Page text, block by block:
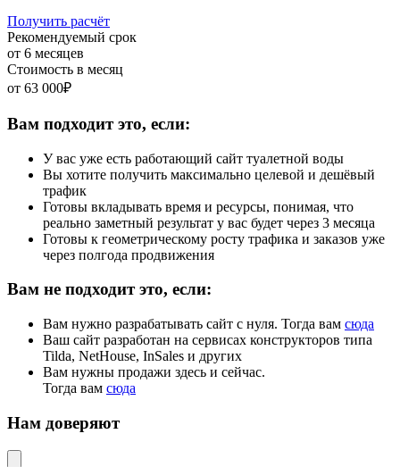
Получить расчёт
Рекомендуемый срок
от 6 месяцев
Стоимость в месяц
от 63 000₽
Вам подходит это, если:
У вас уже есть работающий сайт туалетной воды
Вы хотите получить максимально целевой и дешёвый
трафик
Готовы вкладывать время и ресурсы, понимая, что
реально заметный результат у вас будет через 3 месяца
Готовы к геометрическому росту трафика и заказов уже
через полгода продвижения
Вам не подходит это, если:
Вам нужно разрабатывать сайт с нуля. Тогда вам сюда
Ваш сайт разработан на сервисах конструкторов типа
Tilda, NetHouse, InSales и других
Вам нужны продажи здесь и сейчас.
Тогда вам сюда
Нам доверяют